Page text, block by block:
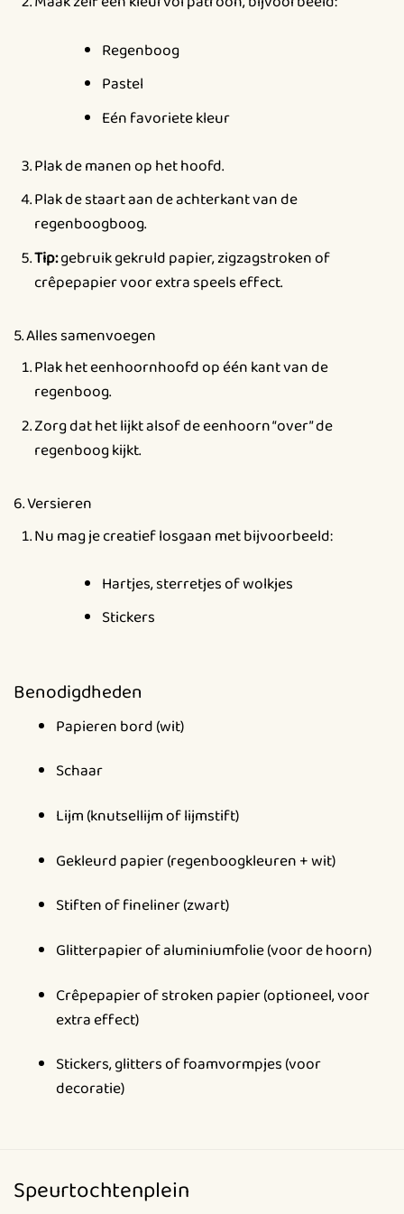
Regenboog
Pastel
Eén favoriete kleur
Plak de manen op het hoofd.
Plak de staart aan de achterkant van de
regenboogboog.
Tip:gebruik gekruld papier, zigzagstroken of
crêpepapier voor extra speels effect.
5. Alles samenvoegen
Plak het eenhoornhoofd op één kant van de
regenboog.
Zorg dat het lijkt alsof de eenhoorn “over” de
regenboog kijkt.
6. Versieren
Nu mag je creatief losgaan met bijvoorbeeld:
Hartjes, sterretjes of wolkjes
Stickers
Benodigdheden
Papieren bord (wit)
Schaar
Lijm (knutsellijm of lijmstift)
Gekleurd papier (regenboogkleuren + wit)
Stiften of fineliner (zwart)
Glitterpapier of aluminiumfolie (voor de hoorn)
Crêpepapier of stroken papier (optioneel, voor
extra effect)
Stickers, glitters of foamvormpjes (voor
decoratie)
Speurtochtenplein